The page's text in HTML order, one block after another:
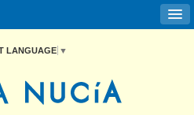
LANGUAGE ▼